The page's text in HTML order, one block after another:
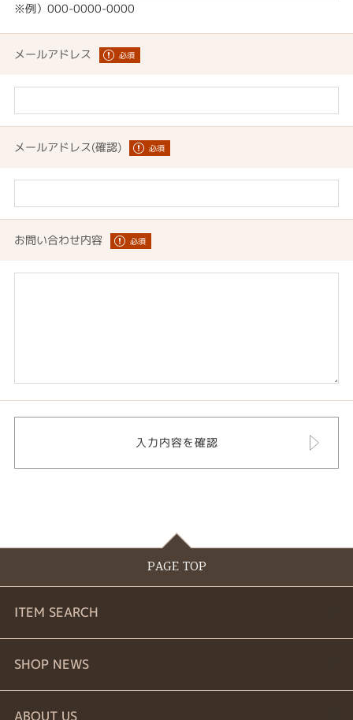
※例）000-0000-0000
メールアドレス
メールアドレス(確認)
お問い合わせ内容
PAGE TOP
ITEM SEARCH
婚約指輪
結婚指輪
SHOP NEWS
商品一覧
ABOUT US